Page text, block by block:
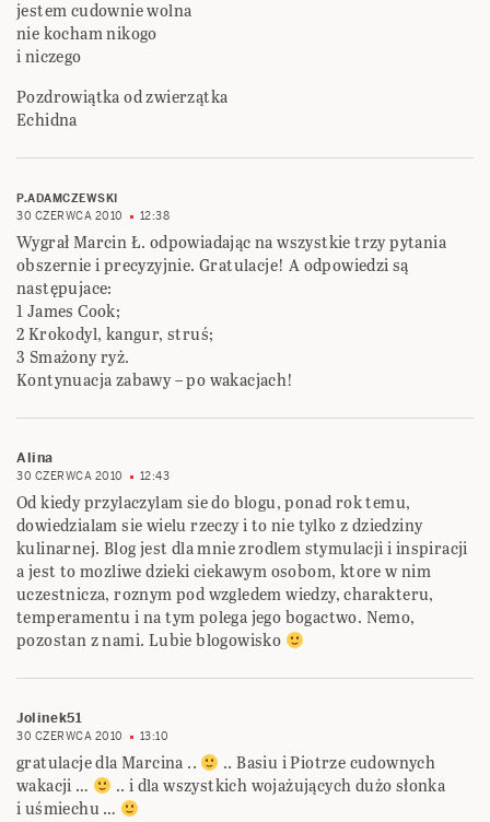
jestem cudownie wolna
nie kocham nikogo
i niczego
Pozdrowiątka od zwierzątka
Echidna
P.ADAMCZEWSKI
30 CZERWCA 2010
12:38
Wygrał Marcin Ł. odpowiadając na wszystkie trzy pytania
obszernie i precyzyjnie. Gratulacje! A odpowiedzi są
następujace:
1 James Cook;
2 Krokodyl, kangur, struś;
3 Smażony ryż.
Kontynuacja zabawy – po wakacjach!
Alina
30 CZERWCA 2010 12:43
Od kiedy przylaczylam sie do blogu, ponad rok temu,
dowiedzialam sie wielu rzeczy i to nie tylko z dziedziny
kulinarnej. Blog jest dla mnie zrodlem stymulacji i inspiracji
a jest to mozliwe dzieki ciekawym osobom, ktore w nim
uczestnicza, roznym pod wzgledem wiedzy, charakteru,
temperamentu i na tym polega jego bogactwo. Nemo,
pozostan z nami. Lubie blogowisko
Jolinek51
30 CZERWCA 2010 13:10
gratulacje dla Marcina ..
.. Basiu i Piotrze cudownych
wakacji …
.. i dla wszystkich wojażujących dużo słonka
i uśmiechu …